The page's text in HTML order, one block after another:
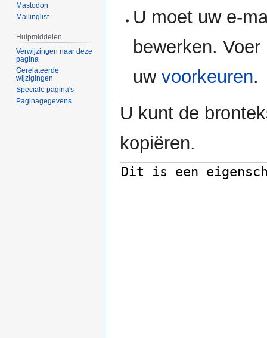
U moet uw e-
bewerken.
uwvoorkeuren.
U kunt de
kopiëren.
Mastodon
Mailinglist
Hulpmiddelen
Verwijzingen naar deze
pagina
Gerelateerde
wijzigingen
Speciale pagina's
Paginagegevens